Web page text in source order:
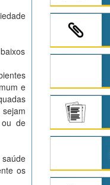
e
ou de
os